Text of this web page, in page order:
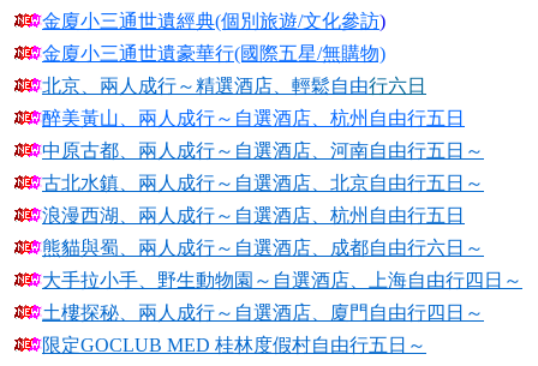
金廈小三通世遺經典(個別旅遊/文化參訪)
金廈小三通世遺豪華行(國際五星/無購物)
北京、兩人成行～精選酒店、輕鬆自由行六日
醉美黃山、兩人成行～自選酒店、杭州自由行五日
中原古都、兩人成行～自選酒店、河南自由行五日～
古北水鎮、兩人成行～自選酒店、北京自由行五日～
浪漫西湖、兩人成行～自選酒店、杭州自由行五日
熊貓與蜀、兩人成行～自選酒店、成都自由行六日～
大手拉小手、野生動物園～自選酒店、上海自由行四日～
土樓探秘、兩人成行～自選酒店、廈門自由行四日～
限定GOCLUB MED 桂林度假村自由行五日～